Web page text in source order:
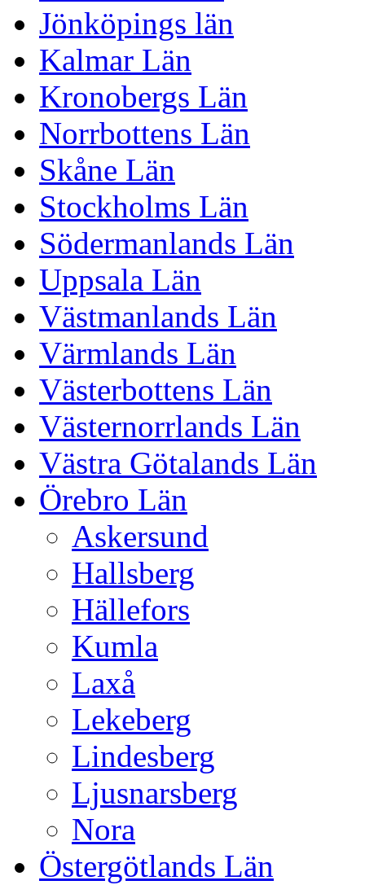
Jönköpings län
Kalmar Län
Kronobergs Län
Norrbottens Län
Skåne Län
Stockholms Län
Södermanlands Län
Uppsala Län
Västmanlands Län
Värmlands Län
Västerbottens Län
Västernorrlands Län
Västra Götalands Län
Örebro Län
Askersund
Hallsberg
Hällefors
Kumla
Laxå
Lekeberg
Lindesberg
Ljusnarsberg
Nora
Östergötlands Län